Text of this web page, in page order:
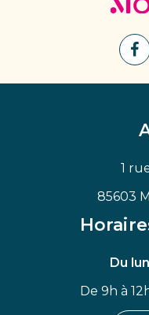
1
85603
Du
De 9h à